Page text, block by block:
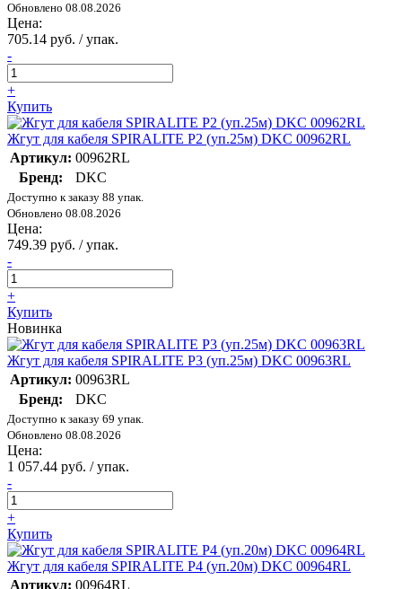
Обновлено 08.08.2026
Цена:
705.14 руб. / упак.
-
+
Купить
Жгут для кабеля SPIRALITE P2 (уп.25м) DKC 00962RL
Артикул: 00962RL
Бренд:
DKC
Доступно к заказу 88 упак.
Обновлено 08.08.2026
Цена:
749.39 руб. / упак.
-
+
Купить
Новинка
Жгут для кабеля SPIRALITE P3 (уп.25м) DKC 00963RL
Артикул: 00963RL
Бренд:
DKC
Доступно к заказу 69 упак.
Обновлено 08.08.2026
Цена:
1 057.44 руб. / упак.
-
+
Купить
Жгут для кабеля SPIRALITE P4 (уп.20м) DKC 00964RL
Артикул: 00964RL